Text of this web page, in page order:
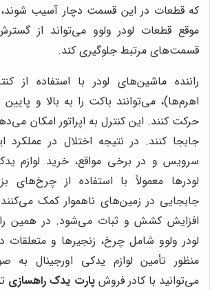
که قطعات در این قسمت دچار آسیب
موقع قطعات لودر ولوو می‌تواند از
قسمت‌های مرتبط جلوگیری کند.
راننده ماشین‌های لودر با استفاده از
اهرم‌ها)، می‌توانند باکت را به بالا و
حرکت کنند. این کنترل به اپراتور امکان
جابجا کنند. در نتیجه اختلال در عملکرد
سرویس و در برخی مواقع، خرید لوازم
لودرها معمولاً با استفاده از چرخ‌های
جابجایی در زمین‌های ناهموار کمک
افزایش کشش و ثبات می‌شود. در همین
لودر ولوو شامل چرخ، زنجیرها و متعلقات
منظور تأمین لوازم یدکی اورجینال
می‌توانید با کادر فروشپارت یدک راهسازی